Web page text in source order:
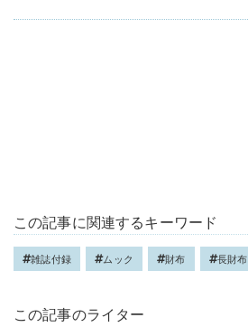
この記事に関連するキーワード
雑誌付録 ムック 財布 長財布
この記事のライター